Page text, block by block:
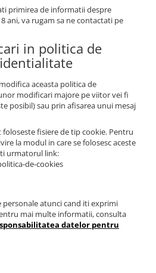
primirea de informatii despre
ani, va rugam sa ne contactati pe
in politica de
aceasta politica de
modificari majore pe viitor vei fi
posibil) sau prin afisarea unui mesaj
fisiere de tip cookie. Pentru
la modul in care se folosesc aceste
urmatorul link:
de-cookies
atunci cand iti exprimi
mai multe informatii, consulta
datelor pentru